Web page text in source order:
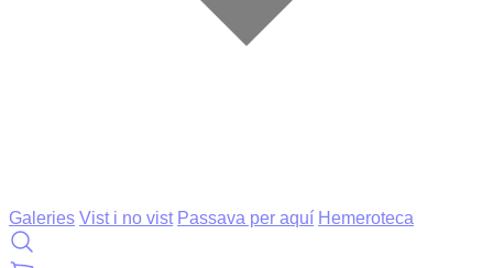
Galeries Vist i no vist Passava per aquí Hemeroteca